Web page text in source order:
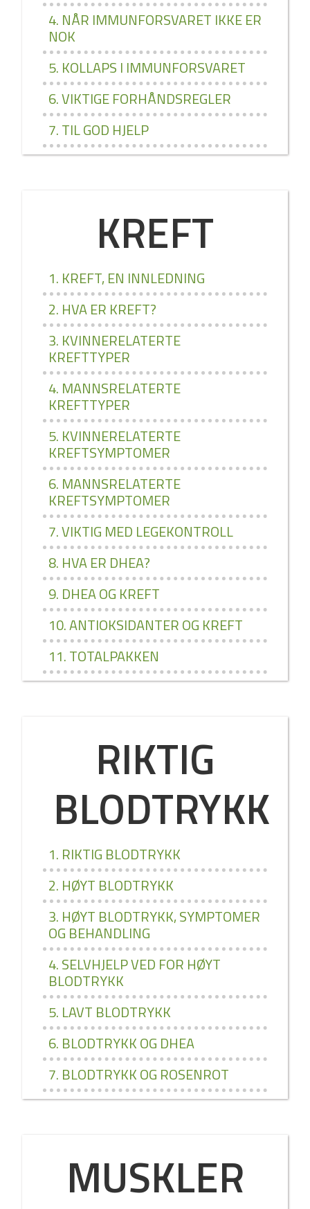
4. NÅR IMMUNFORSVARET IKKE ER
NOK
5. KOLLAPS I IMMUNFORSVARET
6. VIKTIGE FORHÅNDSREGLER
7. TIL GOD HJELP
KREFT
1. KREFT, EN INNLEDNING
2. HVA ER KREFT?
3. KVINNERELATERTE
KREFTTYPER
4. MANNSRELATERTE
KREFTTYPER
5. KVINNERELATERTE
KREFTSYMPTOMER
6. MANNSRELATERTE
KREFTSYMPTOMER
7. VIKTIG MED LEGEKONTROLL
8. HVA ER DHEA?
9. DHEA OG KREFT
10. ANTIOKSIDANTER OG KREFT
11. TOTALPAKKEN
RIKTIG
BLODTRYKK
1. RIKTIG BLODTRYKK
2. HØYT BLODTRYKK
3. HØYT BLODTRYKK, SYMPTOMER
OG BEHANDLING
4. SELVHJELP VED FOR HØYT
BLODTRYKK
5. LAVT BLODTRYKK
6. BLODTRYKK OG DHEA
7. BLODTRYKK OG ROSENROT
MUSKLER